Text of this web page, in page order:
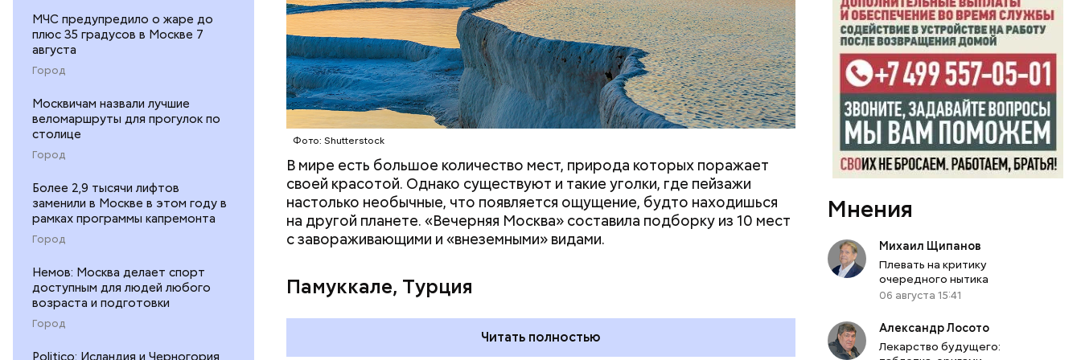
МЧС предупредило о жаре до
плюс 35 градусов в Москве 7
августа
Город
Москвичам назвали лучшие
веломаршруты для прогулок по
столице
Город
Более 2,9 тысячи лифтов
заменили в Москве в этом году в
рамках программы капремонта
Город
Немов: Москва делает спорт
доступным для людей любого
возраста и подготовки
Город
Politico: Исландия и Черногория
Фото: Shutterstock
В мире есть большое количество мест, природа которых поражает
своей красотой. Однако существуют и такие уголки, где пейзажи
настолько необычные, что появляется ощущение, будто находишься
на другой планете. «Вечерняя Москва» составила подборку из 10 мест
с завораживающими и «внеземными» видами.
Памуккале, Турция
Читать полностью
Амансио Ортега — испанский бизнесмен, который начинал с работы в
магазине и сумел построить собственную компанию Inditex,
продолжает контролировать акции своей компании. Его состояние
оценивается примерно в 148 миллиардов долларов.
Мнения
Михаил Щипанов
Плевать на критику
очередного нытика
06 августа 15:41
Александр Лосото
Лекарство будущего: